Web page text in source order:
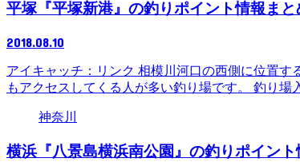
平塚『平塚新港』の釣りポイント情報ま
2018.08.10
アイキャッチ：リンク 相模川河口の西側に位置
もアクセスしてくる人が多い釣り場です。 釣り場
神奈川
横浜『八景島横浜南公園』の釣りポイン